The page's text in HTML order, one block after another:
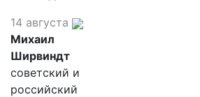
14 августа
Михаил
Ширвиндт
советский и
российский